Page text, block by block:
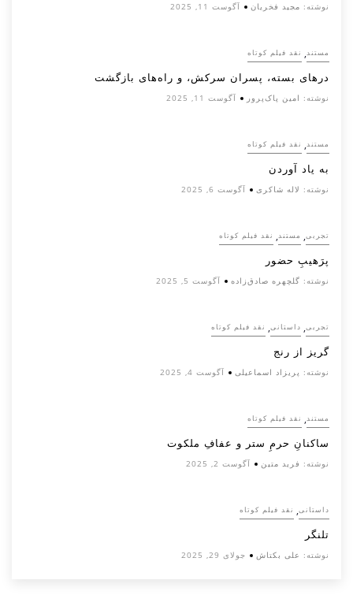
نوشته: مجید فخریان آگوست 11, 2025
مستند, نقد فیلم کوتاه
درهای بسته، پسران سرکش، و راه‌های بازگشت
نوشته: امین پاک‌پرور آگوست 11, 2025
مستند, نقد فیلم کوتاه
به یاد آوردن
نوشته: لاله شاکری آگوست 6, 2025
تجربی, مستند, نقد فیلم کوتاه
پرَهیب‌ِ حضور
نوشته: گلچهره صادق‌زاده آگوست 5, 2025
تجربی, داستانی, نقد فیلم کوتاه
گریز از رنج
نوشته: پریزاد اسماعیلی آگوست 4, 2025
مستند, نقد فیلم کوتاه
ساکنانِ حرمِ ستر و عفافِ ملکوت
نوشته: فرید متین آگوست 2, 2025
داستانی, نقد فیلم کوتاه
تلنگر
نوشته: علی بکتاش جولای 29, 2025